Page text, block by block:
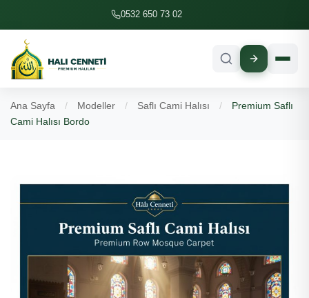
0532 650 73 02
Ana Sayfa / Modeller / Saflı Cami Halısı /
Premium Saflı
Cami Halısı Bordo